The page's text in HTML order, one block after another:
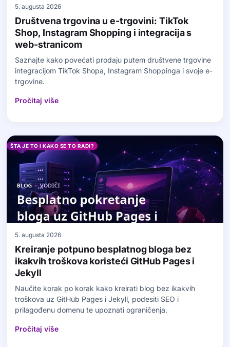
5. augusta 2026
Društvena trgovina u e-trgovini: TikTok
Shop, Instagram Shopping i integracija s
web-stranicom
Saznajte kako povećati prodaju putem društvene trgovine
integracijom TikTok Shopa, Instagram Shoppinga i svoje e-
trgovine.
Pročitaj više
ŠTA JE TO I KAKO SE TO RADI?
5. augusta 2026
Kreiranje potpuno besplatnog bloga bez
ikakvih troškova koristeći GitHub Pages i
Jekyll
Naučite korak po korak kako kreirati blog bez ikakvih
troškova uz GitHub Pages i Jekyll, podesiti SEO i
prilagođenu domenu te upoznati ograničenja.
Pročitaj više